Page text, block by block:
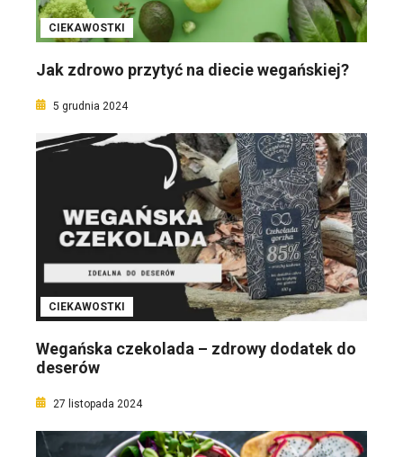
CIEKAWOSTKI
Jak zdrowo przytyć na diecie wegańskiej?
5 grudnia 2024
CIEKAWOSTKI
Wegańska czekolada – zdrowy dodatek do
deserów
27 listopada 2024